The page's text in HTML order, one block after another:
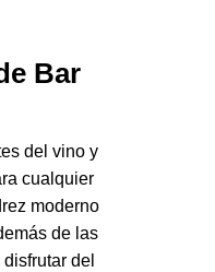
Bar
del vino y
cualquier
moderno
de las
del